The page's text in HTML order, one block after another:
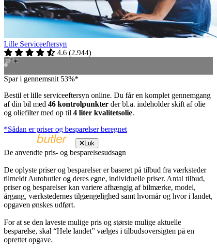
Lille Serviceeftersyn
4.6 (2.944)
Spar i gennemsnit 53%*
Bestil et lille serviceeftersyn online. Du får en komplet gennemgang
af din bil med 46 kontrolpunkter der bl.a. indeholder skift af olie
og oliefilter med op til 4 liter kvalitetsolie.
*Sådan er priser og besparelser beregnet
Luk
De anvendte pris- og besparelsesudsagn
De oplyste priser og besparelser er baseret på tilbud fra værksteder
tilmeldt Autobutler og deres egne, individuelle priser. Antal tilbud,
priser og besparelser kan variere afhængig af bilmærke, model,
årgang, værkstedernes tilgængelighed samt hvornår og hvor i landet,
opgaven ønskes udført.
For at se den laveste mulige pris og største mulige aktuelle
besparelse, skal “Hele landet” vælges i tilbudsoversigten på en
oprettet opgave.